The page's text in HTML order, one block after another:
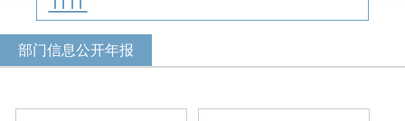
部门信息公开年报